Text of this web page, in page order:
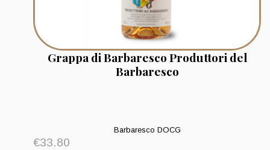
Grappa di Barbaresco Produttori del
Barbaresco
Barbaresco DOCG
€33.80